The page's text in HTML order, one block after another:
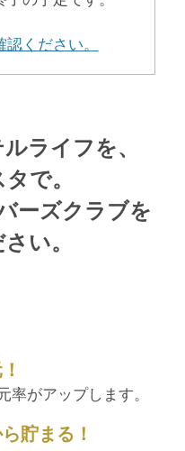
ください。
ライフを、
で。
ーズクラブを
い。
率がアップします。
貯まる！